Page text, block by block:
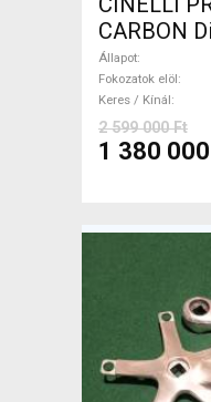
CARBON
1of50 0km
tárcsafék
ELADÓ
Állapot
Fokozatok elöl
Keres / Kínál
2 599 000 Ft
1 380